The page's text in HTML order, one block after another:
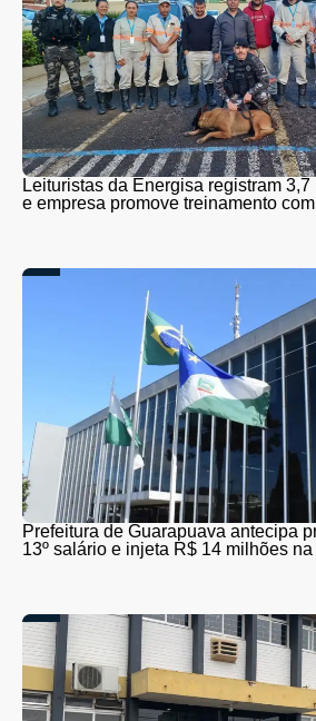
Leituristas da Energisa registram
e empresa promove treinamento com
Prefeitura de Guarapuava antecipa
13º salário e injeta R$ 14 milhões